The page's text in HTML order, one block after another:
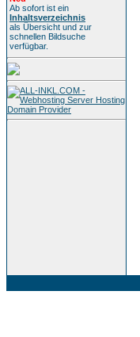
Ab sofort ist ein
Inhaltsverzeichnis
als Übersicht und zur
schnellen Bildsuche
verfügbar.